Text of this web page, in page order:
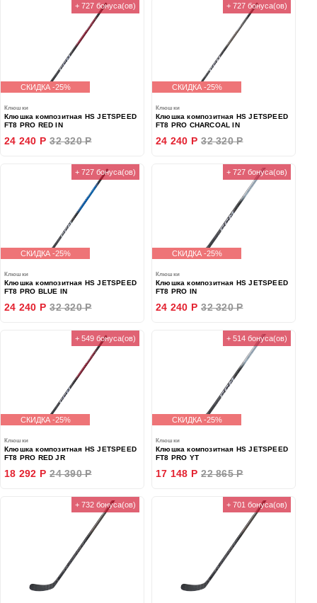
СКИДКА -25%
+ 727 бонуса(ов)
Клюшки
Клюшка композитная HS JETSPEED
FT8 PRO RED IN
24 240 Р 32 320 Р
СКИДКА -25%
+ 727 бонуса(ов)
Клюшки
Клюшка композитная HS JETSPEED
FT8 PRO CHARCOAL IN
24 240 Р 32 320 Р
СКИДКА -25%
+ 727 бонуса(ов)
Клюшки
Клюшка композитная HS JETSPEED
FT8 PRO BLUE IN
24 240 Р 32 320 Р
СКИДКА -25%
+ 727 бонуса(ов)
Клюшки
Клюшка композитная HS JETSPEED
FT8 PRO IN
24 240 Р 32 320 Р
СКИДКА -25%
+ 549 бонуса(ов)
Клюшки
Клюшка композитная HS JETSPEED
FT8 PRO RED JR
18 292 Р 24 390 Р
СКИДКА -25%
+ 514 бонуса(ов)
Клюшки
Клюшка композитная HS JETSPEED
FT8 PRO YT
17 148 Р 22 865 Р
+ 732 бонуса(ов) + 701 бонуса(ов)